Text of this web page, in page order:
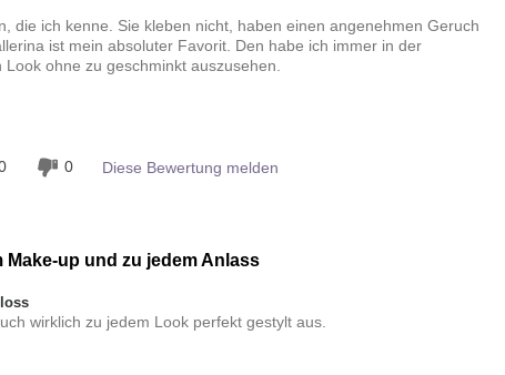
die ich kenne. Sie kleben nicht, haben einen angenehmen Geruch
ist mein absoluter Favorit. Den habe ich immer in der
ohne zu geschminkt auszusehen.
0 Diese Bewertung melden
Make-up und zu jedem Anlass
wirklich zu jedem Look perfekt gestylt aus.